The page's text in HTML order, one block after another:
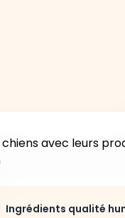
Ingrédients qualité